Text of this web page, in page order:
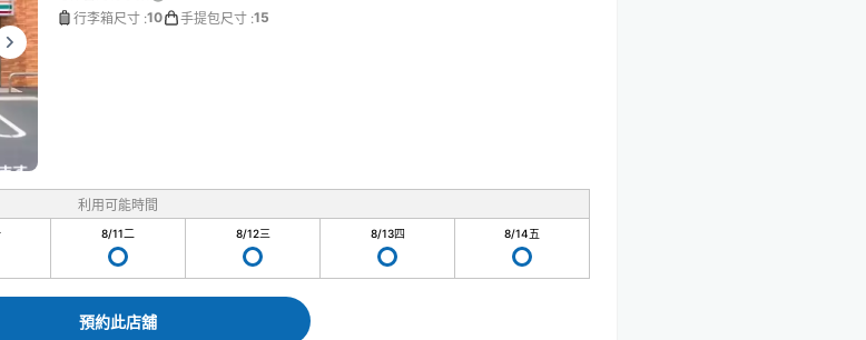
行李箱尺寸 :10 手提包尺寸 :15
利用可能時間
8/11二 8/12三 8/13四 8/14五
預約此店舖